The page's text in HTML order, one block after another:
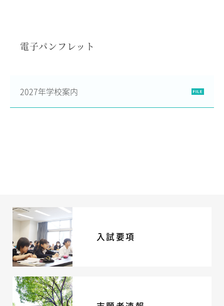
制服紹介
入試問題
学校案内
公開行事の紹介
編入学・転入学試験
よくあるご質問
INFORMATION
電子パンフレット
2027年学校案内
入試要項